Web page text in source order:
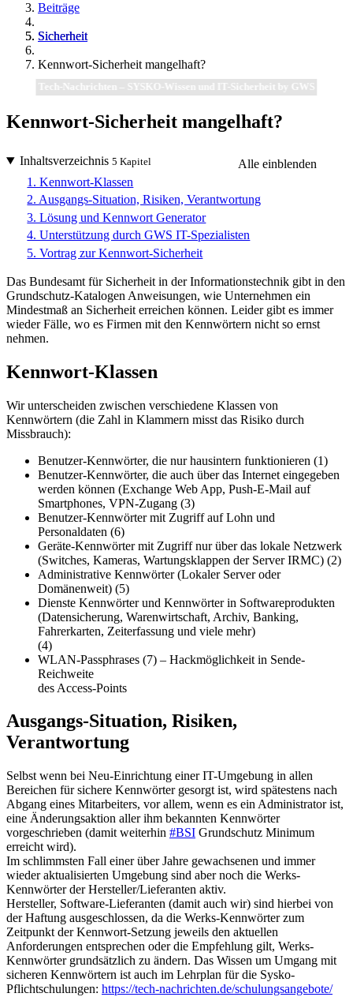
Beiträge
Sicherheit
Kennwort-Sicherheit mangelhaft?
Tech-Nachrichten – SYSKO-Wissen und IT-Sicherheit by GWS
Kennwort-Sicherheit mangelhaft?
Inhaltsverzeichnis 5 Kapitel
1. Kennwort-Klassen
2. Ausgangs-Situation, Risiken, Verantwortung
3. Lösung und Kennwort Generator
4. Unterstützung durch GWS IT-Spezialisten
5. Vortrag zur Kennwort-Sicherheit
Alle einblenden
Das Bundesamt für Sicherheit in der Informationstechnik gibt in den
Grundschutz-Katalogen Anweisungen, wie Unternehmen ein
Mindestmaß an Sicherheit erreichen können. Leider gibt es immer
wieder Fälle, wo es Firmen mit den Kennwörtern nicht so ernst
nehmen.
Kennwort-Klassen
Wir unterscheiden zwischen verschiedene Klassen von
Kennwörtern (die Zahl in Klammern misst das Risiko durch
Missbrauch):
Benutzer-Kennwörter, die nur hausintern funktionieren (1)
Benutzer-Kennwörter, die auch über das Internet eingegeben
werden können (Exchange Web App, Push-E-Mail auf
Smartphones, VPN-Zugang (3)
Benutzer-Kennwörter mit Zugriff auf Lohn und
Personaldaten (6)
Geräte-Kennwörter mit Zugriff nur über das lokale Netzwerk
(Switches, Kameras, Wartungsklappen der Server IRMC) (2)
Administrative Kennwörter (Lokaler Server oder
Domänenweit) (5)
Dienste Kennwörter und Kennwörter in Softwareprodukten
(Datensicherung, Warenwirtschaft, Archiv, Banking,
Fahrerkarten, Zeiterfassung und viele mehr)
(4)
WLAN-Passphrases (7) – Hackmöglichkeit in Sende-
Reichweite
des Access-Points
Ausgangs-Situation, Risiken,
Verantwortung
Selbst wenn bei Neu-Einrichtung einer IT-Umgebung in allen
Bereichen für sichere Kennwörter gesorgt ist, wird spätestens nach
Abgang eines Mitarbeiters, vor allem, wenn es ein Administrator ist,
eine Änderungsaktion aller ihm bekannten Kennwörter
vorgeschrieben (damit weiterhin #BSI Grundschutz Minimum
erreicht wird).
Im schlimmsten Fall einer über Jahre gewachsenen und immer
wieder aktualisierten Umgebung sind aber noch die Werks-
Kennwörter der Hersteller/Lieferanten aktiv.
Hersteller, Software-Lieferanten (damit auch wir) sind hierbei von
der Haftung ausgeschlossen, da die Werks-Kennwörter zum
Zeitpunkt der Kennwort-Setzung jeweils den aktuellen
Anforderungen entsprechen oder die Empfehlung gilt, Werks-
Kennwörter grundsätzlich zu ändern. Das Wissen um Umgang mit
sicheren Kennwörtern ist auch im Lehrplan für die Sysko-
Pflichtschulungen: https://tech-nachrichten.de/schulungsangebote/